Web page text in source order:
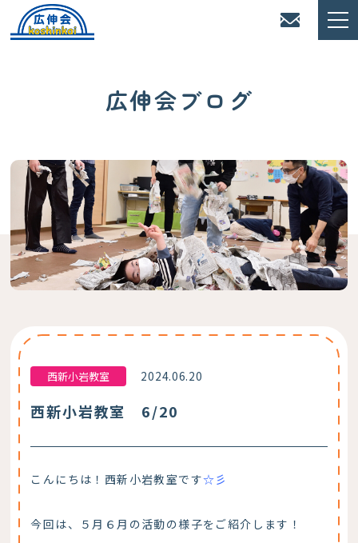
広伸会ブログ
西新小岩教室 2024.06.20
西新小岩教室 6/20
こんにちは！西新小岩教室です☆彡
今回は、５月６月の活動の様子をご紹介します！